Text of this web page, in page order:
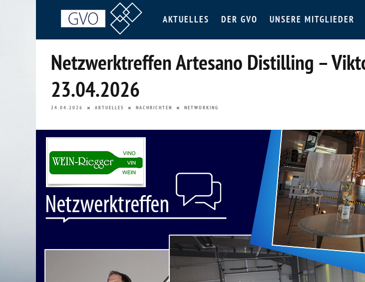
AKTUELLES DER GVO UNSERE MITGLIEDER
Netzwerktreffen Artesano Distilling –
23.04.2026
24.04.2026 AKTUELLES NACHRICHTEN NETWORKING